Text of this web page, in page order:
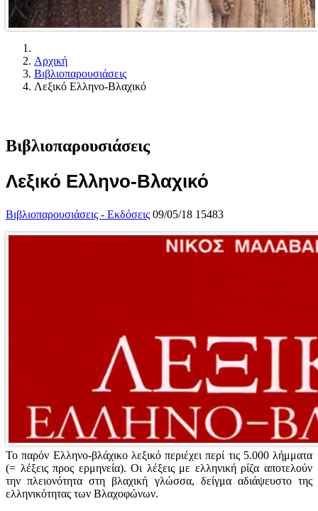
Αρχική
Βιβλιοπαρουσιάσεις
Λεξικό Ελληνο-Βλαχικό
Βιβλιοπαρουσιάσεις
Λεξικό Ελληνο-Βλαχικό
Βιβλιοπαρουσιάσεις - Εκδόσεις 09/05/18 15483
Το παρόν Ελληνο-βλάχικο λεξικό περιέχει περί τις 5.000 λήμματα
(= λέξεις προς ερμηνεία). Οι λέξεις με ελληνική ρίζα αποτελούν
την πλειονότητα στη βλαχική γλώσσα, δείγμα αδιάψευστο της
ελληνικότητας των Βλαχοφώνων.